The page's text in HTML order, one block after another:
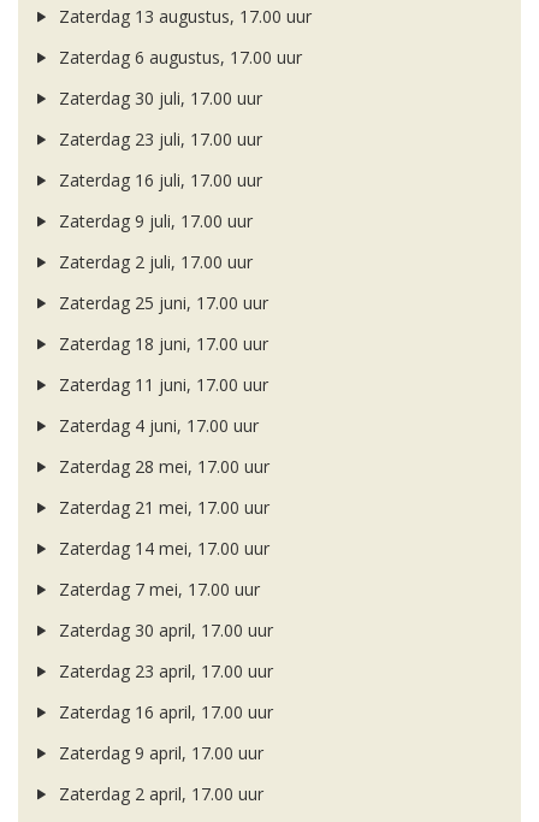
Zaterdag 13 augustus, 17.00 uur
Zaterdag 6 augustus, 17.00 uur
Zaterdag 30 juli, 17.00 uur
Zaterdag 23 juli, 17.00 uur
Zaterdag 16 juli, 17.00 uur
Zaterdag 9 juli, 17.00 uur
Zaterdag 2 juli, 17.00 uur
Zaterdag 25 juni, 17.00 uur
Zaterdag 18 juni, 17.00 uur
Zaterdag 11 juni, 17.00 uur
Zaterdag 4 juni, 17.00 uur
Zaterdag 28 mei, 17.00 uur
Zaterdag 21 mei, 17.00 uur
Zaterdag 14 mei, 17.00 uur
Zaterdag 7 mei, 17.00 uur
Zaterdag 30 april, 17.00 uur
Zaterdag 23 april, 17.00 uur
Zaterdag 16 april, 17.00 uur
Zaterdag 9 april, 17.00 uur
Zaterdag 2 april, 17.00 uur